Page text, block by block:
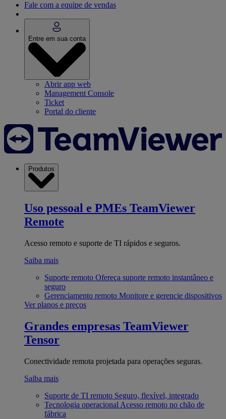
Fale com a equipe de vendas
Entre em sua conta
Abrir app web
Management Console
Ticket
Portal do cliente
Produtos
Uso pessoal e PMEs TeamViewer
Remote
Acesso remoto e suporte de TI rápidos e seguros.
Saiba mais
Suporte remoto Ofereça suporte remoto instantâneo e
seguro
Gerenciamento remoto Monitore e gerencie dispositivos
Ver planos e preços
Grandes empresas TeamViewer
Tensor
Conectividade remota projetada para operações seguras.
Saiba mais
Suporte de TI remoto Seguro, flexível, integrado
Tecnologia operacional Acesso remoto no chão de
fábrica